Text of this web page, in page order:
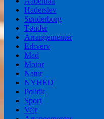
Haderslev
Sønderborg
Tønder
Arrangementer
Erhverv
Mad
Motor
Natur
NYHED
Politik
Sport
Vejr